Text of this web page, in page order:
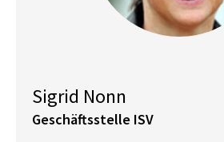
Sigrid Nonn
Geschäftsstelle ISV